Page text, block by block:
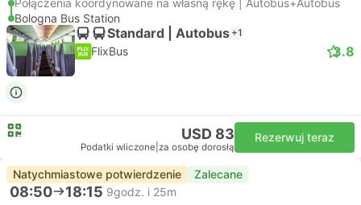
Połączenia koordynowane na własną rękę | Autobus+Autobus
Bologna Bus Station
Standard | Autobus +1
FlixBus 3.8
USD 83
Podatki wliczone za osobę dorosłą
Rezerwuj teraz
Natychmiastowe potwierdzenie Zalecane
08:50 18:15 9godz. i 25m